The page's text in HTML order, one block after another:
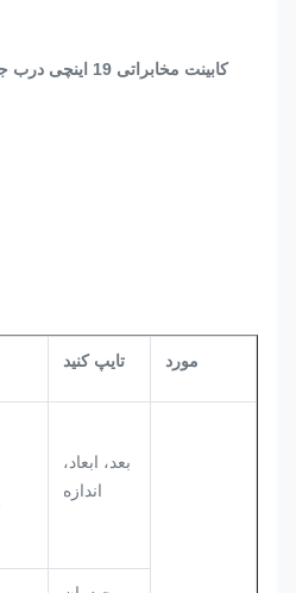
مورد تایپ کنید
بعد، ابعاد،
اندازه